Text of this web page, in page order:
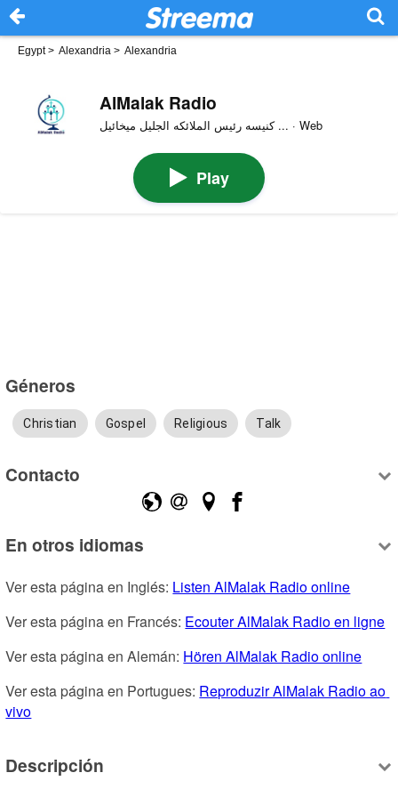
Egypt> Alexandria > Alexandria
AlMalak Radio
كنيسه رئيس الملائكه الجليل ميخائيل ... · Web
Play
Géneros
Christian Gospel Religious Talk
Contacto
En otros idiomas
Ver esta página en Inglés: Listen AlMalak Radio online
Ver esta página en Francés: Ecouter AlMalak Radio en ligne
Ver esta página en Alemán: Hören AlMalak Radio online
Ver esta página en Portugues: Reproduzir AlMalak Radio ao
vivo
Descripción